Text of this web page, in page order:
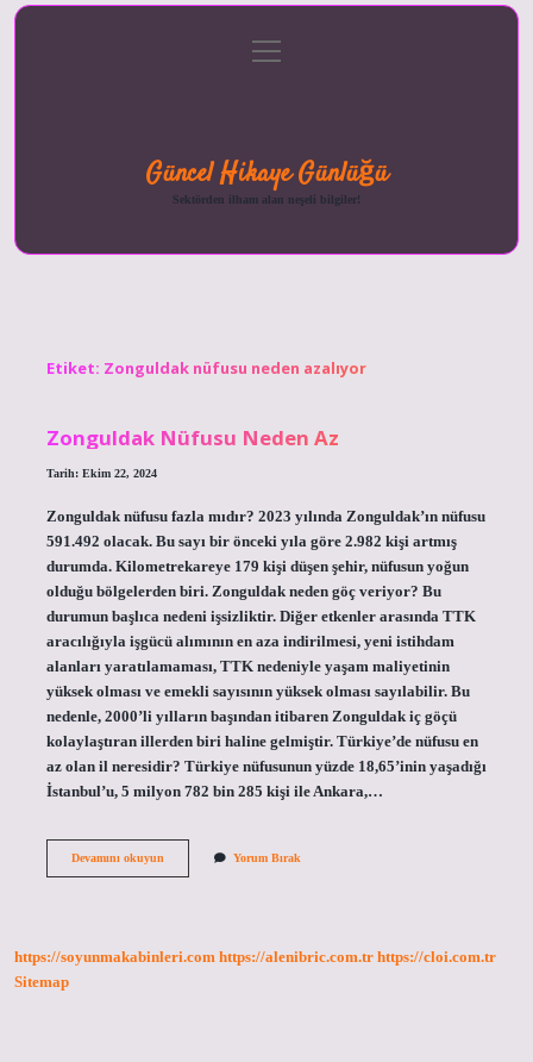
menüyü
aç
Güncel Hikaye Günlüğü
Sektörden ilham alan neşeli bilgiler!
Etiket: Zonguldak nüfusu neden azalıyor
Zonguldak Nüfusu Neden Az
Tarih: Ekim 22, 2024
Zonguldak nüfusu fazla mıdır? 2023 yılında Zonguldak’ın nüfusu
591.492 olacak. Bu sayı bir önceki yıla göre 2.982 kişi artmış
durumda. Kilometrekareye 179 kişi düşen şehir, nüfusun yoğun
olduğu bölgelerden biri. Zonguldak neden göç veriyor? Bu
durumun başlıca nedeni işsizliktir. Diğer etkenler arasında TTK
aracılığıyla işgücü alımının en aza indirilmesi, yeni istihdam
alanları yaratılamaması, TTK nedeniyle yaşam maliyetinin
yüksek olması ve emekli sayısının yüksek olması sayılabilir. Bu
nedenle, 2000’li yılların başından itibaren Zonguldak iç göçü
kolaylaştıran illerden biri haline gelmiştir. Türkiye’de nüfusu en
az olan il neresidir? Türkiye nüfusunun yüzde 18,65’inin yaşadığı
İstanbul’u, 5 milyon 782 bin 285 kişi ile Ankara,…
Devamını okuyunZonguldak
Yorum Bırak
https://soyunmakabinleri.com https://alenibric.com.tr https://cloi.com.tr
Sitemap